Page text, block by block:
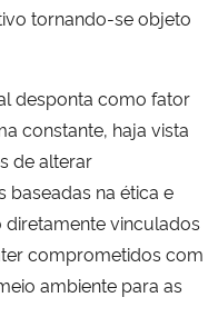
tornando-se objeto
desponta como fator
constante, haja vista
de alterar
na ética e
diretamente vinculados
comprometidos com
ambiente para as